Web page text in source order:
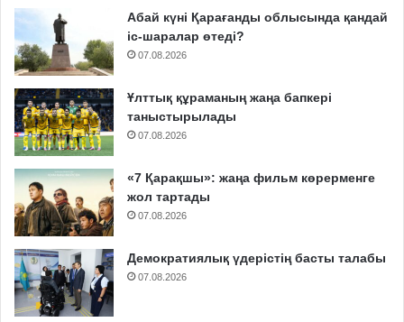
Абай күні Қарағанды облысында қандай
іс-шаралар өтеді?
07.08.2026
Ұлттық құраманың жаңа бапкері
таныстырылады
07.08.2026
«7 Қарақшы»: жаңа фильм көрерменге
жол тартады
07.08.2026
Демократиялық үдерістің басты талабы
07.08.2026